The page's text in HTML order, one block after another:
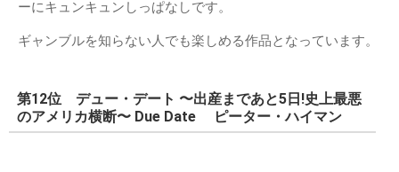
ーにキュンキュンしっぱなしです。
ギャンブルを知らない人でも楽しめる作品となっています。
第12位 デュー・デート 〜出産まであと5日!史上最悪
のアメリカ横断〜 Due Date ピーター・ハイマン